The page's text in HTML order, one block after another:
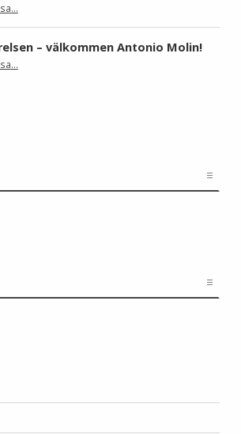
“Wikimedia Sverige och Wikimedia Brasil får Sida-finansiering för att stärka civilsamhället kring fri kunskap”
…
– välkommen Antonio Molin!
“Ny i styrelsen – välkommen Antonio Molin!”
…